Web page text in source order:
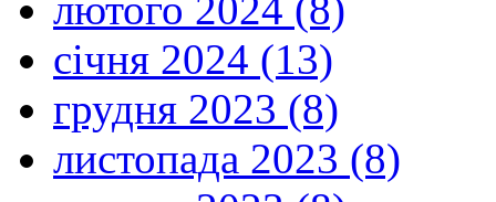
лютого 2024 (8)
січня 2024 (13)
грудня 2023 (8)
листопада 2023 (8)